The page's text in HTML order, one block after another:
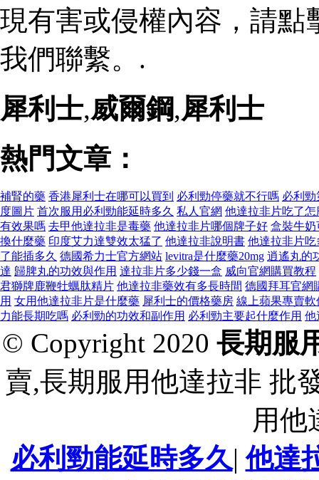
現有害或侵權內容，請點
我們聯繫。.
犀利士,威爾鋼,犀利士
熱門文章：
補腎的藥 香港犀利士在哪可以買到 必利勁停藥就不行嗎 必利
度圖片 首次服用必利勁能延時多久 私人官網 他達拉非片吃了怎
有效果嗎 去甲他達拉非是毒藥 他達拉非片哪個牌子好 盒裝牛奶
換什麼藥 印度艾力達雙效太猛了 他達拉非說明書 他達拉非片
了能插多久 德國希力士官方網站 levitra是什麼藥20mg 逍遙丸的
達 歸脾丸的功效與作用 達拉非片多少錢一盒 威向官網購買教程
君獅牌鹿鞭牡蠣肽精片 他達拉非藥效有多長時間 德國拜耳官網
用 女用他達拉非片是什麼藥 犀利士的價格藥房 線上蘋果專賣軟
力能長期吃嗎 必利勁的功效和副作用 必利勁主要起什麼作用 他
© Copyright 2020 長期服
賣,長期服用他達拉非 批
用他
必利勁能延時多久|他達